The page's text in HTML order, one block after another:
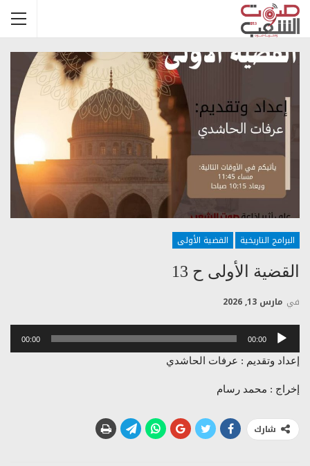
البرامج التاريخية القضية الأولى
القضية الأولى ح 13
في مارس 13, 2026
مشغل
00:00
00:00
إعداد وتقديم : عرفات الحاشدي
إخراج : محمد رسام
شارك